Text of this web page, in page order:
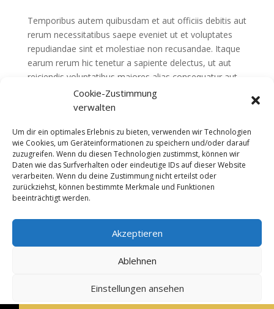
Cookie-Zustimmung
verwalten
Um dir ein optimales Erlebnis zu bieten, verwenden wir Technologien
wie Cookies, um Geräteinformationen zu speichern und/oder darauf
zuzugreifen. Wenn du diesen Technologien zustimmst, können wir
Daten wie das Surfverhalten oder eindeutige IDs auf dieser Website
verarbeiten. Wenn du deine Zustimmung nicht erteilst oder
zurückziehst, können bestimmte Merkmale und Funktionen
beeinträchtigt werden.
Akzeptieren
Ablehnen
Einstellungen ansehen
Temporibus autem quibusdam et aut officiis debitis aut
rerum necessitatibus saepe eveniet ut et voluptates
repudiandae sint et molestiae non recusandae. Itaque
earum rerum hic tenetur a sapiente delectus, ut aut
reiciendis voluptatibus maiores alias consequatur aut...
Powerful tool for all designers
von admin | Jan. 2, 2016 | Web Development,
Webdesign
At vero eos et accusamus et iusto odio dignissimos
ducimus qui blanditiis praesentium voluptatum deleniti
atque corrupti quos dolores et quas molestias
© 2023 - Designed byEnovations GmbH!